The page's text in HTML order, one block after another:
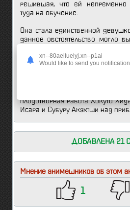
решившая, что ей непременно
туда на обучение.
Она стала единственной
данное обстоятельство могло
в Юмэносаки. И теперь ей
формированием айдолов.
будет достигнут высокий
плодотворная работа Хокуто
Исара и Субуру Акэхтши над
ДОБАВЛЕНА 21
Мнение анимешников об этом
1
xn--80aeiluelyj.xn--p1ai
Would like to send you